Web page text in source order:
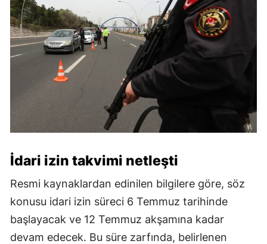
İdari izin takvimi netleşti
Resmi kaynaklardan edinilen bilgilere göre, söz
konusu idari izin süreci 6 Temmuz tarihinde
başlayacak ve 12 Temmuz akşamına kadar
devam edecek. Bu süre zarfında, belirlenen